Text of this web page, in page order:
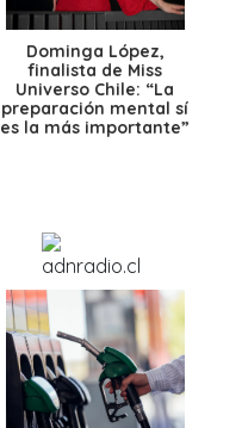
Dominga López,
finalista de Miss
Universo Chile: “La
preparación mental sí
es la más importante”